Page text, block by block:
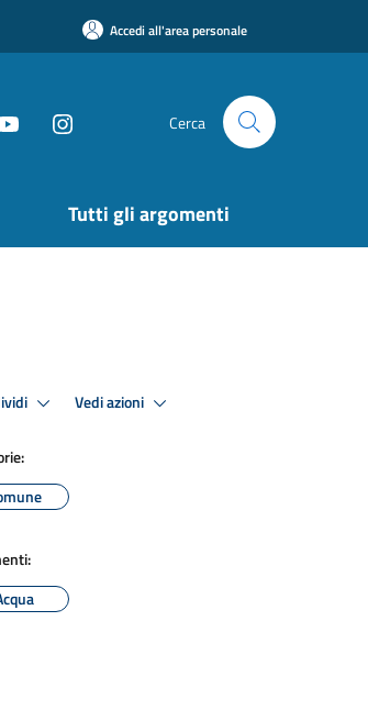
Accedi all'area personale
Cerca
Tutti gli argomenti
Vedi azioni